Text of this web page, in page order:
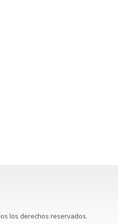
los derechos reservados.